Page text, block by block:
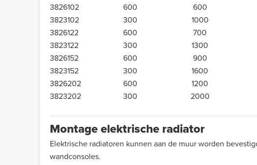
3826102
600 600
3823102
300 1000
3826122
600 700
3823122
300 1300
3826152
600 900
3823152
300 1600
3826202
600 1200
3823202
300 2000
Montage elektrische radiator
Elektrische radiatoren kunnen aan de muur worden
wandconsoles.